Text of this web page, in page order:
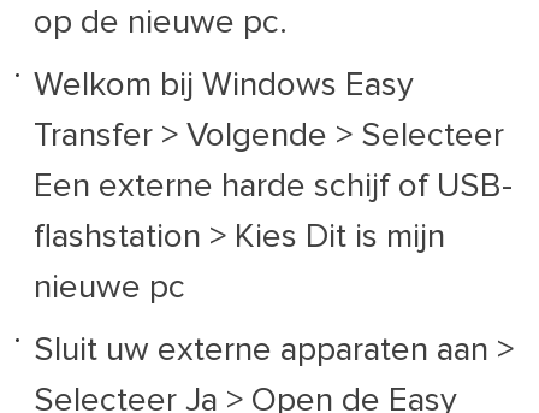
op de nieuwe pc.
Welkom bij Windows Easy
Transfer > Volgende > Selecteer
Een externe harde schijf of USB-
flashstation > Kies Dit is mijn
nieuwe pc
Sluit uw externe apparaten aan >
Selecteer Ja > Open de Easy